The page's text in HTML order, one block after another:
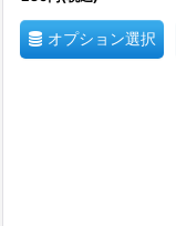
オプション選択